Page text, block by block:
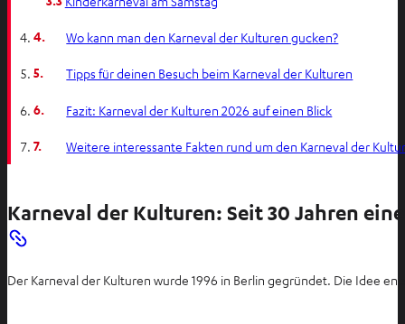
4. Wo kann man den Karneval der Kulturen gucken?
5. Tipps für deinen Besuch beim Karneval der Kulturen
6. Fazit: Karneval der Kulturen 2026 auf einen Blick
7. Weitere interessante Fakten rund um den Karneval der
Karneval der Kulturen: Seit 30 Jahren
Der Karneval der Kulturen wurde 1996 in Berlin gegründet. Die Idee